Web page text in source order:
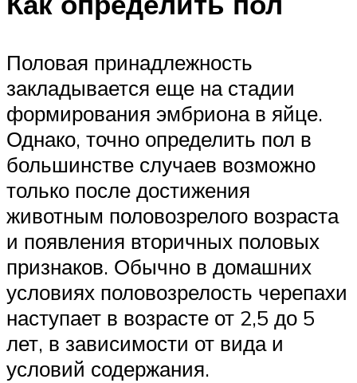
Половая принадлежность
закладывается еще на стадии
формирования эмбриона в яйце.
Однако, точно определить пол в
большинстве случаев возможно
только после достижения
животным половозрелого возраста
и появления вторичных половых
признаков. Обычно в домашних
условиях половозрелость черепахи
наступает в возрасте от 2,5 до 5
лет, в зависимости от вида и
условий содержания.